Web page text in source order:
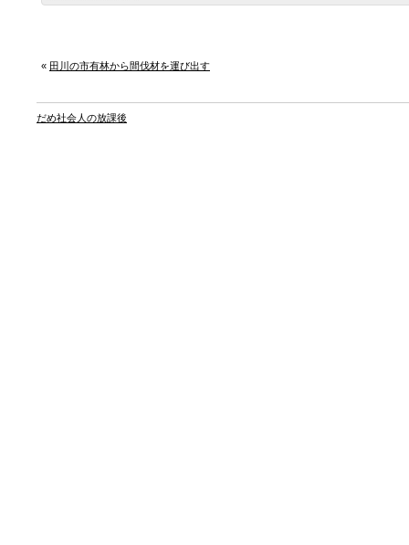
« 田川の市有林から間伐材を運び出す
だめ社会人の放課後